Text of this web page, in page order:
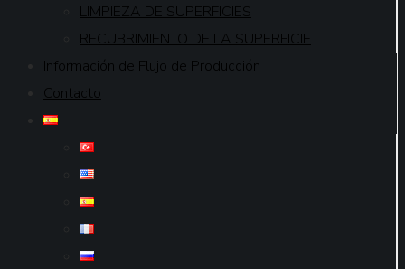
LIMPIEZA DE SUPERFICIES
RECUBRIMIENTO DE LA SUPERFICIE
Información de Flujo de Producción
Contacto